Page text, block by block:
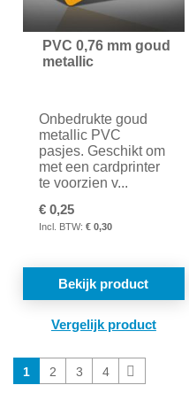
PVC 0,76 mm goud
metallic
Onbedrukte goud
metallic PVC
pasjes. Geschikt om
met een cardprinter
te voorzien v...
€ 0,25
€ 0,30
Bekijk product
Je
leest
1 Pagina
2 Pagina
3 Pagina
4